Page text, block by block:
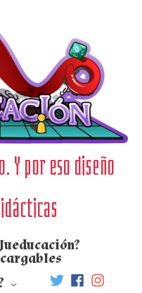
Y por eso diseño